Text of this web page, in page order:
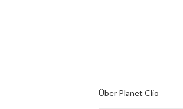
Über Planet Clio